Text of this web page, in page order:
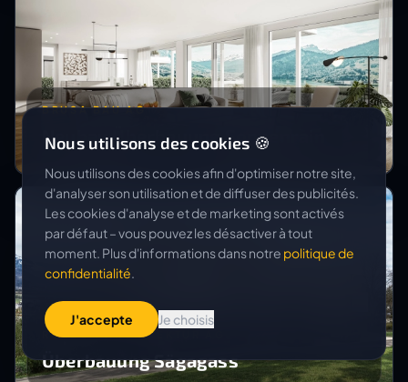
BRUSA BAU AG
Neubau Überbauung Sonnenrain
RUNDUM ARCHITEKTUR AG
Überbauung Sägagass
Nous utilisons des cookies 🍪
Nous utilisons des cookies afin d'optimiser notre site,
d'analyser son utilisation et de diffuser des publicités.
Les cookies d'analyse et de marketing sont activés
par défaut – vous pouvez les désactiver à tout
moment. Plus d'informations dans notre politique de
confidentialité.
J'accepte Je choisis